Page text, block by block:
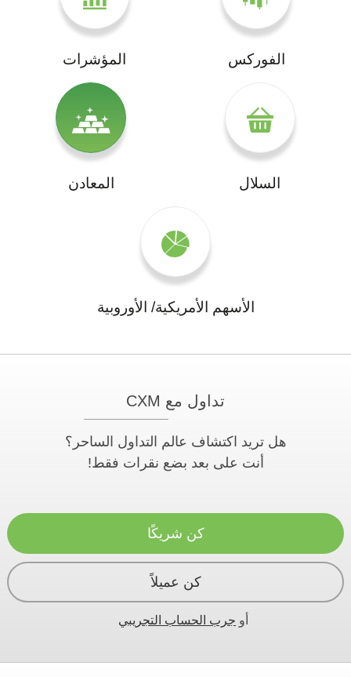
الفوركس المؤشرات
السلال المعادن
الأسهم الأمريكية/ الأوروبية
تداول مع CXM
هل تريد اكتشاف عالم التداول الساحر؟
أنت على بعد بضع نقرات فقط!
كن شريكًا
كن عميلاً
أو جرب الحساب التجريبي